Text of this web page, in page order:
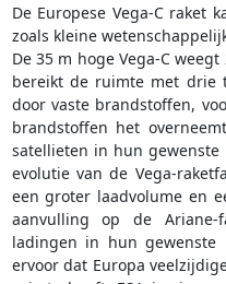
De Europese Vega-C raket
zoals kleine
De 35 m hoge Vega-C
bereikt de ruimte met drie
door vaste brandstoffen,
brandstoffen het
satellieten in hun gewenste
evolutie van de Vega-
een groter laadvolume en
aanvulling op de
ladingen in hun gewenste
ervoor dat Europa